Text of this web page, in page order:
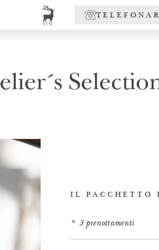
IL PACCHETTO
3 prenottamenti